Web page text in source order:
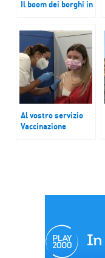
Il boom dei borghi in
aree
Al vostro servizio
Vaccinazione